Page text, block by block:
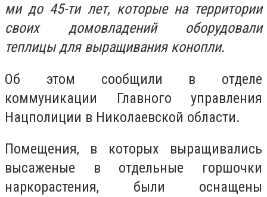
ми до 45-ти лет, которые на территории
своих домовладений оборудовали
теплицы для выращивания конопли.
Об этом сообщили в отделе
коммуникации Главного управления
Нацполиции в Николаевской области.
Помещения, в которых выращивались
высаженые в отдельные горшочки
наркорастения, были оснащены